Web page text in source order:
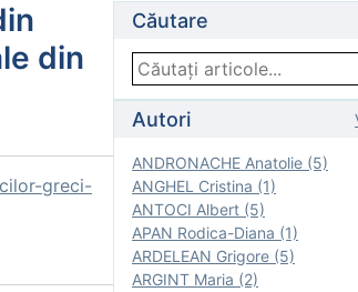
din
greci-
Căutare
Autori
ANDRONACHE Anatolie (5)
ANGHEL Cristina (1)
ANTOCI Albert (5)
APAN Rodica-Diana (1)
ARDELEAN Grigore (5)
ARGINT Maria (2)